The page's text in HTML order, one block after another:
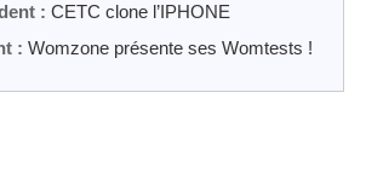
: CETC clone l’IPHONE
: Womzone présente ses Womtests !